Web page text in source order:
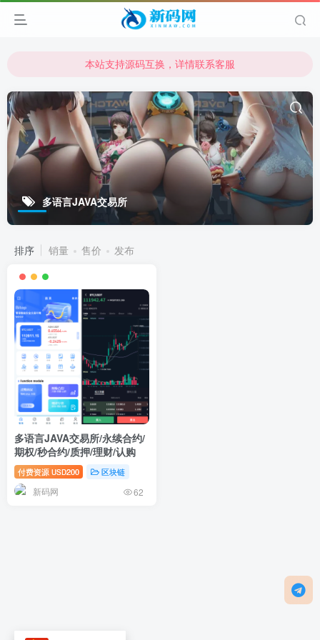
本站支持源码互换，详情联系客服
本站支持源码互换，详情联系客服
多语言JAVA交易所
排序 销量 售价 发布
多语言JAVA交易所/永续合约/
期权/秒合约/质押/理财/认购
付费资源 USD200 区块链
新码网 62